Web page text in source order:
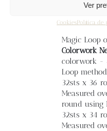
Ver
CookiesPolítica de
any mohair
5g needed.
stockinette
Magic Loop
Colorwork
colorwork -
Loop
32sts x 36
Measured
round using
32sts x 34
Measured